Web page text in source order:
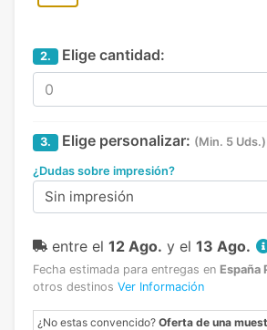
2. Elige cantidad:
3. Elige personalizar: (Min. 5 Uds.)
¿Dudas sobre impresión?
Sin impresión
entre el 12 Ago. y el 13 Ago.
Fecha estimada para entregas en España
otros destinos Ver Información
¿No estas convencido? Oferta de una